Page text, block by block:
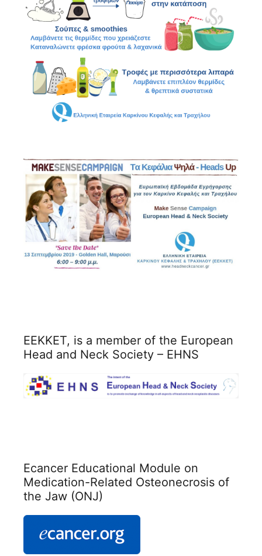
ΕΕΚΚΕΤ, is a member of the European
Head and Neck Society – EHNS
Ecancer Educational Module on
Medication-Related Osteonecrosis of
the Jaw (ONJ)